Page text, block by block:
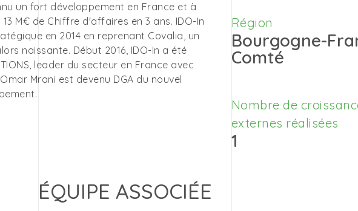
un fort développement en France et à
M€ de Chiffre d'affaires en 3 ans. IDO-In
en 2014 en reprenant Covalia, un
naissante. Début 2016, IDO-In a été
leader du secteur en France avec
Mrani est devenu DGA du nouvel
Région
Bourgogne-
Comté
Nombre de
externes réalisées
1
ÉQUIPE ASSOCIÉE